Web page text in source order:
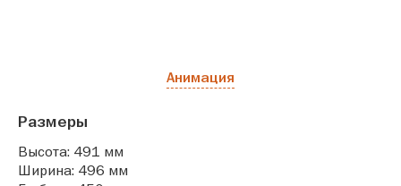
Анимация
Размеры
Высота: 491 мм
Ширина: 496 мм